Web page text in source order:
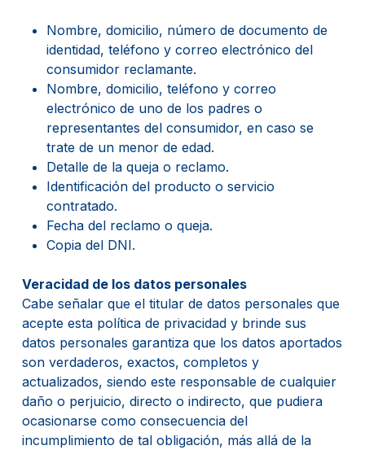
Nombre, domicilio, número de documento de
identidad, teléfono y correo electrónico del
consumidor reclamante.
Nombre, domicilio, teléfono y correo
electrónico de uno de los padres o
representantes del consumidor, en caso se
trate de un menor de edad.
Detalle de la queja o reclamo.
Identificación del producto o servicio
contratado.
Fecha del reclamo o queja.
Copia del DNI.
Veracidad de los datos personales
Cabe señalar que el titular de datos personales que
acepte esta política de privacidad y brinde sus
datos personales garantiza que los datos aportados
son verdaderos, exactos, completos y
actualizados, siendo este responsable de cualquier
daño o perjuicio, directo o indirecto, que pudiera
ocasionarse como consecuencia del
incumplimiento de tal obligación, más allá de la